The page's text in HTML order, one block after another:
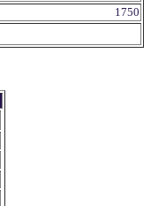
1750